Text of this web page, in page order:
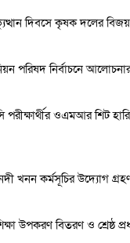
দিবসে কৃষক দলের বিজয়
পরিষদ নির্বাচনে
ওএমআর শিট
খনন কর্মসূচির উদ্যোগ
উপকরণ বিতরণ ও শ্রেষ্ঠ